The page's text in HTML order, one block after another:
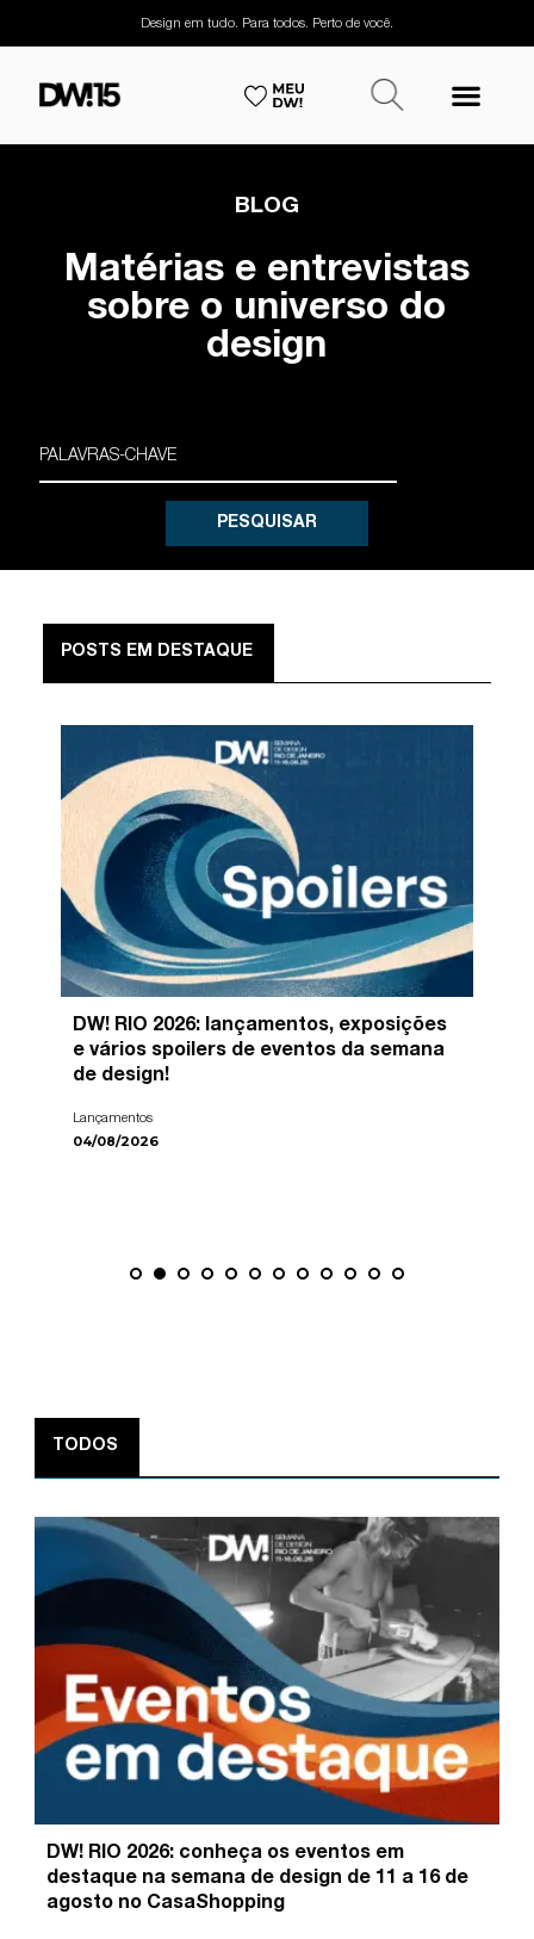
Design em tudo. Para todos. Perto de você.
BLOG
Matérias e entrevistas
sobre o universo do
design
PESQUISAR
POSTS EM DESTAQUE
DW! RIO 2026: lançamentos, exposições
e vários spoilers de eventos da semana
de design!
Lançamentos
04/08/2026
TODOS
DW! RIO 2026: conheça os eventos em
destaque na semana de design de 11 a 16 de
agosto no CasaShopping